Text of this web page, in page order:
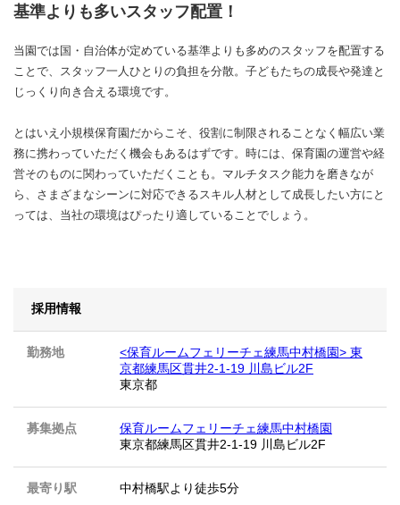
基準よりも多いスタッフ配置！
当園では国・自治体が定めている基準よりも多めのスタッフを配置する
ことで、スタッフ一人ひとりの負担を分散。子どもたちの成長や発達と
じっくり向き合える環境です。
とはいえ小規模保育園だからこそ、役割に制限されることなく幅広い業
務に携わっていただく機会もあるはずです。時には、保育園の運営や経
営そのものに関わっていただくことも。マルチタスク能力を磨きなが
ら、さまざまなシーンに対応できるスキル人材として成長したい方にと
っては、当社の環境はぴったり適していることでしょう。
採用情報
勤務地
<保育ルームフェリーチェ練馬中村橋園> 東
京都練馬区貫井2-1-19 川島ビル2F
東京都
募集拠点
保育ルームフェリーチェ練馬中村橋園
東京都練馬区貫井2-1-19 川島ビル2F
最寄り駅 中村橋駅より徒歩5分